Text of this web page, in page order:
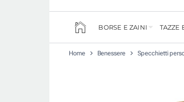
BORSE E ZAINI TAZZE
Home Benessere Specchietti